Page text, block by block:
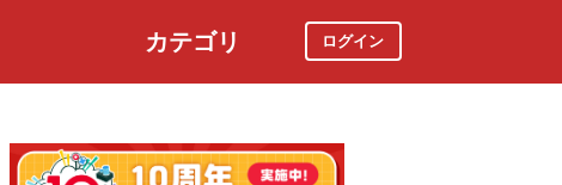
カテゴリ ログイン